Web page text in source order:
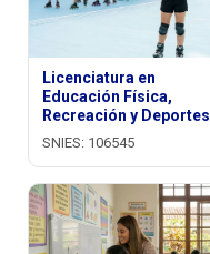
Licenciatura en
Educación Física,
Recreación y Deportes
SNIES: 106545